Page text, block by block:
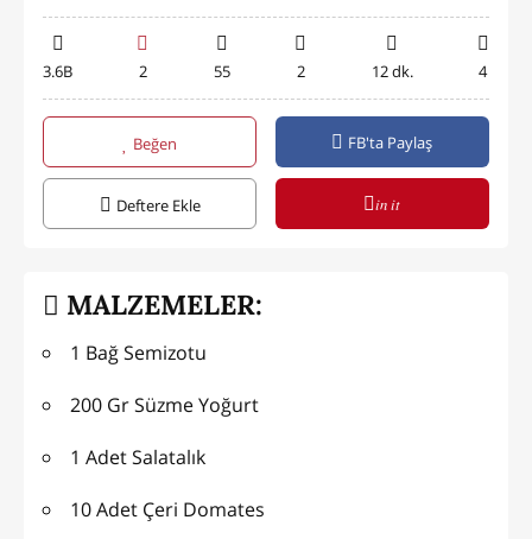
3.6B 2 55 2 12 dk. 4
Beğen FB'ta Paylaş
Deftere Ekle in it
MALZEMELER:
1 Bağ Semizotu
200 Gr Süzme Yoğurt
1 Adet Salatalık
10 Adet Çeri Domates